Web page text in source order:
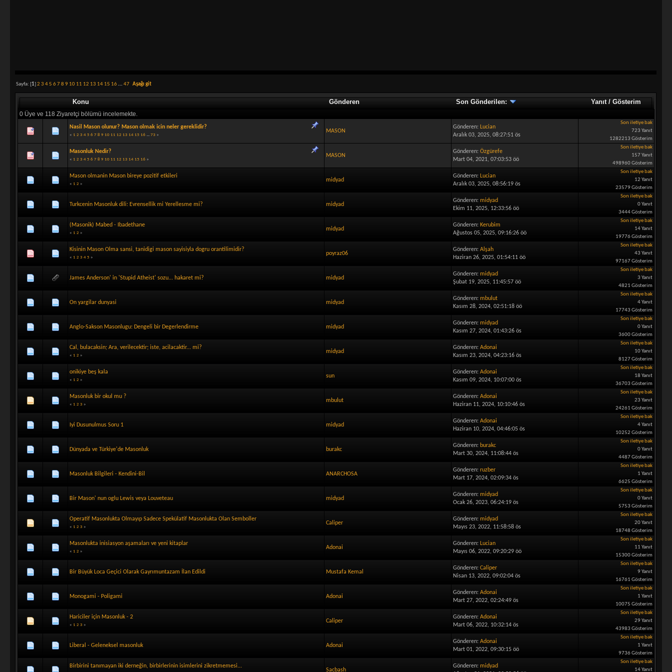
Sayfa: [1]2 3 4 5 6 7 8 9 10 11 12 13 14 15 16 ...47 Aşağı git
Konu Gönderen Son Gönderilen: Yanıt/Gösterim
0 Üye ve 118 Ziyaretçi bölümü incelemekte.
Nasil Mason olunur? Mason olmak icin neler gereklidir?
« 1 2 3 4 5 6 7 8 9 10 11 12 13 14 15 16 ...73 »
MASON
Gönderen: Lucian
Aralık 03, 2025, 08:27:51 ös
Son iletiye bak
723 Yanıt
1282213 Gösterim
Masonluk Nedir?
« 1 2 3 4 5 6 7 8 9 10 11 12 13 14 15 16 »
MASON
Gönderen:Özgürefe
Mart 04, 2021, 07:03:53 öö
Son iletiye bak
157 Yanıt
498960 Gösterim
Mason olmanin Mason bireye pozitif etkileri
« 1 2 »
midyad
Gönderen: Lucian
Aralık 03, 2025, 08:56:19 ös
Son iletiye bak
12 Yanıt
23579 Gösterim
Turkcenin Masonluk dili: Evrensellik mi Yerellesme mi? midyad
Gönderen:midyad
Ekim 11, 2025, 12:33:56 öö
Son iletiye bak
0 Yanıt
3444 Gösterim
(Masonik) Mabed - Ibadethane
« 1 2 »
midyad
Gönderen: Kerubim
Ağustos 05, 2025, 09:16:26 öö
Son iletiye bak
14 Yanıt
19776 Gösterim
Kisinin Mason Olma sansi, tanidigi mason sayisiyla dogru orantilimidir?
« 1 2 3 4 5 »
poyraz06
Gönderen:Alşah
Haziran 26, 2025, 01:54:11 öö
Son iletiye bak
43 Yanıt
97167 Gösterim
James Anderson' in 'Stupid Atheist' sozu... hakaret mi? midyad
Gönderen:midyad
Şubat 19, 2025, 11:45:57 öö
Son iletiye bak
3 Yanıt
4821 Gösterim
On yargilar dunyasi midyad
Gönderen:mbulut
Kasım 28, 2024, 02:51:18 öö
Son iletiye bak
4 Yanıt
17743 Gösterim
Anglo-Sakson Masonlugu: Dengeli bir Degerlendirme midyad
Gönderen:midyad
Kasım 27, 2024, 01:43:26 ös
Son iletiye bak
0 Yanıt
3600 Gösterim
Cal, bulacaksin; Ara, verilecektir; iste, acilacaktir... mi?
« 1 2 »
midyad
Gönderen:Adonai
Kasım 23, 2024, 04:23:16 ös
Son iletiye bak
10 Yanıt
8127 Gösterim
onikiye beş kala
« 1 2 »
sun
Gönderen:Adonai
Kasım 09, 2024, 10:07:00 ös
Son iletiye bak
18 Yanıt
36703 Gösterim
Masonluk bir okul mu ?
« 1 2 3 »
mbulut
Gönderen:Adonai
Haziran 11, 2024, 10:10:46 ös
Son iletiye bak
23 Yanıt
24261 Gösterim
Iyi Dusunulmus Soru 1 midyad
Gönderen:Adonai
Haziran 10, 2024, 04:46:05 ös
Son iletiye bak
4 Yanıt
10252 Gösterim
Dünyada ve Türkiye'de Masonluk burakc
Gönderen: burakc
Mart 30, 2024, 11:08:44 ös
Son iletiye bak
0 Yanıt
4487 Gösterim
Masonluk Bilgileri - Kendini-Bil ANARCHOSA
Gönderen:ruzber
Mart 17, 2024, 02:09:34 ös
Son iletiye bak
1 Yanıt
6625 Gösterim
Bir Mason' nun oglu Lewis veya Louveteau midyad
Gönderen:midyad
Ocak 26, 2023, 06:24:19 ös
Son iletiye bak
0 Yanıt
5753 Gösterim
Operatif Masonlukta Olmayıp Sadece Spekülatif Masonlukta Olan Semboller
« 1 2 3 »
Caliper
Gönderen:midyad
Mayıs 23, 2022, 11:58:58 ös
Son iletiye bak
20 Yanıt
18748 Gösterim
Masonlukta inisiasyon aşamaları ve yeni kitaplar
« 1 2 »
Adonai
Gönderen: Lucian
Mayıs 06, 2022, 09:20:29 öö
Son iletiye bak
11 Yanıt
15300 Gösterim
Bir Büyük Loca Geçici Olarak Gayrımuntazam İlan Edildi Mustafa Kemal
Gönderen:Caliper
Nisan 13, 2022, 09:02:04 ös
Son iletiye bak
9 Yanıt
16761 Gösterim
Monogami - Poligami Adonai
Gönderen:Adonai
Mart 27, 2022, 02:24:49 ös
Son iletiye bak
1 Yanıt
10075 Gösterim
Hariciler için Masonluk - 2
« 1 2 3 »
Caliper
Gönderen:Adonai
Mart 06, 2022, 10:32:14 ös
Son iletiye bak
29 Yanıt
43983 Gösterim
Liberal - Geleneksel masonluk Adonai
Gönderen:Adonai
Mart 01, 2022, 09:30:15 öö
Son iletiye bak
1 Yanıt
9736 Gösterim
Birbirini tanımayan iki derneğin, birbirlerinin isimlerini zikretmemesi...
Sacbash
Gönderen:midyad
Son iletiye bak
14 Yanıt